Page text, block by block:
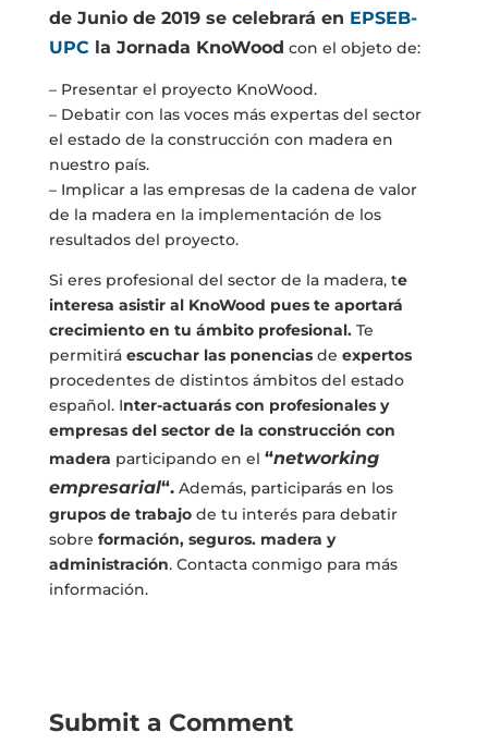
de Junio de 2019 se celebrará en EPSEB-
UPC la Jornada KnoWood con el objeto de:
– Presentar el proyecto KnoWood.
– Debatir con las voces más expertas del sector
el estado de la construcción con madera en
nuestro país.
– Implicar a las empresas de la cadena de valor
de la madera en la implementación de los
resultados del proyecto.
Si eres profesional del sector de la madera, te
interesa asistir al KnoWood pues te aportará
crecimiento en tu ámbito profesional.Te
permitirá escuchar las ponenciasde expertos
procedentes de distintos ámbitos del estado
español. Inter-actuarás con profesionales y
empresas del sector de la construcción con
madera participando en el “networking
empresarial“. Además, participarás en los
grupos de trabajode tu interés para debatir
sobre formación, seguros. madera y
administración. Contacta conmigo para más
información.
Submit a Comment